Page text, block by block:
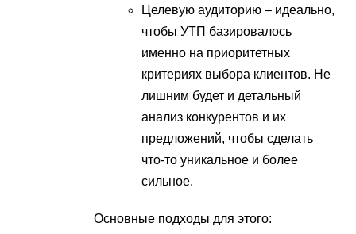
Целевую аудиторию – идеально,
чтобы УТП базировалось
именно на приоритетных
критериях выбора клиентов. Не
лишним будет и детальный
анализ конкурентов и их
предложений, чтобы сделать
что-то уникальное и более
сильное.
Основные подходы для этого: